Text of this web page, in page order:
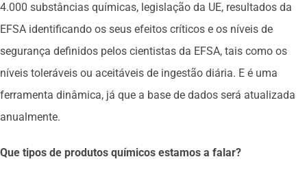
4.000 substâncias químicas, legislação da UE, resultados da
EFSA identificando os seus efeitos críticos e os níveis de
segurança definidos pelos cientistas da EFSA, tais como os
níveis toleráveis ou aceitáveis de ingestão diária. E é uma
ferramenta dinâmica, já que a base de dados será atualizada
anualmente.
Que tipos de produtos químicos estamos a falar?